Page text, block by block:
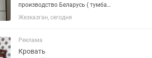
производство Беларусь ( тумба
обувная вертикальная, большое
зеркало над тумбой, вешалка с
Жезказган, сегодня
Реклама
Кровать